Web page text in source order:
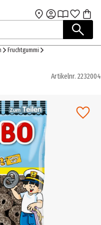
Hauptinhalt
Fruchtgummi
Artikelnr. 2232004